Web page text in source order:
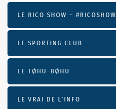
LE RICO SHOW – #RICOSHOW
LE SPORTING CLUB
LE TØHU-BØHU
LE VRAI DE L’INFO